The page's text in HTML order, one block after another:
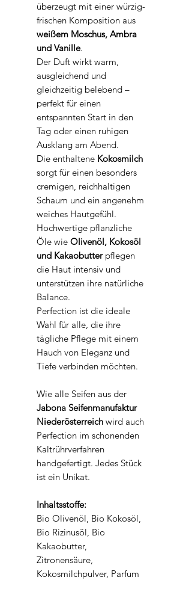
überzeugt mit einer würzig-
frischen Komposition aus
weißem Moschus, Ambra
und Vanille.
Der Duft wirkt warm,
ausgleichend und
gleichzeitig belebend –
perfekt für einen
entspannten Start in den
Tag oder einen ruhigen
Ausklang am Abend.
Die enthaltene Kokosmilch
sorgt für einen besonders
cremigen, reichhaltigen
Schaum und ein angenehm
weiches Hautgefühl.
Hochwertige pflanzliche
Öle wie Olivenöl, Kokosöl
und Kakaobutterpflegen
die Haut intensiv und
unterstützen ihre natürliche
Balance.
Perfection ist die ideale
Wahl für alle, die ihre
tägliche Pflege mit einem
Hauch von Eleganz und
Tiefe verbinden möchten.
Wie alle Seifen aus der
Jabona Seifenmanufaktur
Niederösterreich wird auch
Perfection im schonenden
Kaltrührverfahren
handgefertigt. Jedes Stück
ist ein Unikat.
Inhaltsstoffe:
Bio Olivenöl, Bio Kokosöl,
Bio Rizinusöl, Bio
Kakaobutter,
Zitronensäure,
Kokosmilchpulver, Parfum